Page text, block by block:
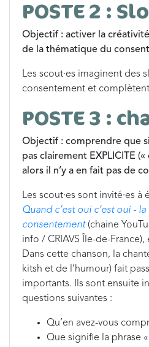
POSTE 2 :
Objectif : activer la
de la thématique du
Les scout·es imaginent des
consentement et
POSTE 3 :
Objectif : comprendre que
pas clairement EXPLICITE
alors il n’y a en fait pas de
Les scout·es sont invité·es à
Quand c’est oui c’est oui -
consentement (chaine
info / CRIAVS Île-de-
Dans cette chanson, la
kitsh et de l’humour) fait
importants. Ils sont ensuite
questions suivantes :
Qu’en avez-vous
Que signifie la phrase